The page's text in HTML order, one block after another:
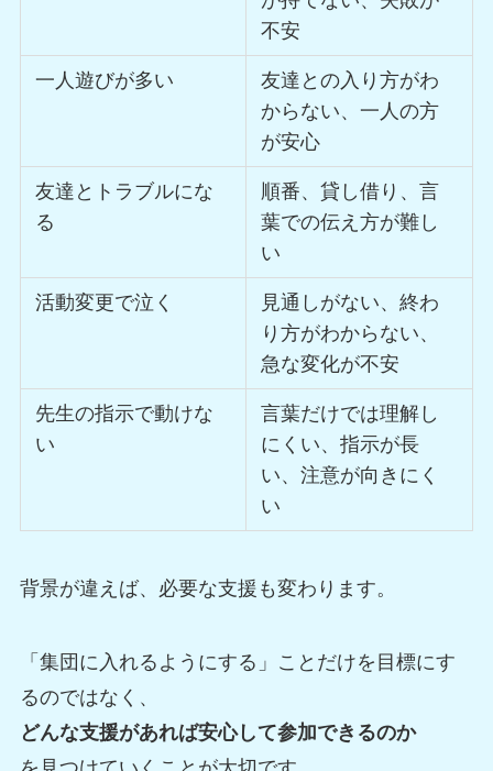
不安
一人遊びが多い
友達との入り方がわ
からない、一人の方
が安心
友達とトラブルにな
る
順番、貸し借り、言
葉での伝え方が難し
い
活動変更で泣く
見通しがない、終わ
り方がわからない、
急な変化が不安
先生の指示で動けな
い
言葉だけでは理解し
にくい、指示が長
い、注意が向きにく
い
背景が違えば、必要な支援も変わります。
「集団に入れるようにする」ことだけを目標にす
るのではなく、
どんな支援があれば安心して参加できるのか